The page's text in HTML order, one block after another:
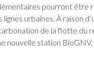
pourront
lignes urbaines. À raison
de la flotte du
nouvelle station BioGNV.